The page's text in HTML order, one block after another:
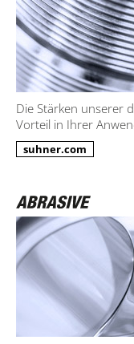
Die Stärken unserer
Vorteil in Ihrer
suhner.com